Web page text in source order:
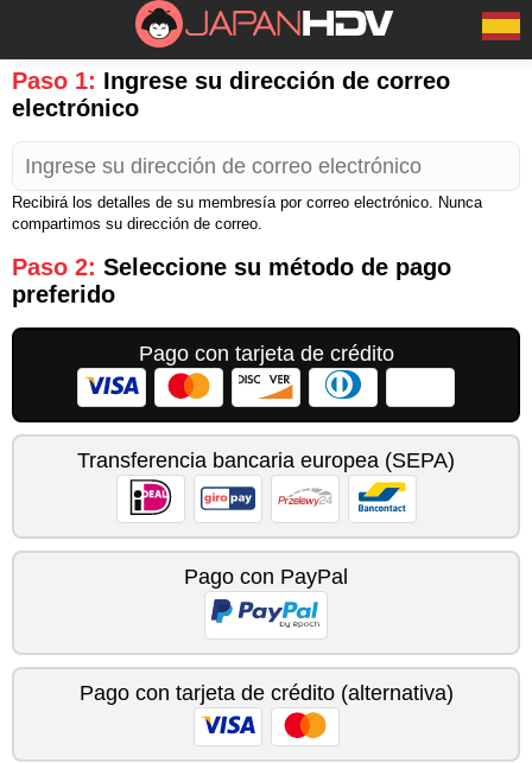
Paso 1: Ingrese su dirección de correo
electrónico
Recibirá los detalles de su membresía por correo electrónico. Nunca
compartimos su dirección de correo.
Paso 2: Seleccione su método de pago
preferido
Pago con tarjeta de crédito
Transferencia bancaria europea (SEPA)
Pago con PayPal
Pago con tarjeta de crédito (alternativa)